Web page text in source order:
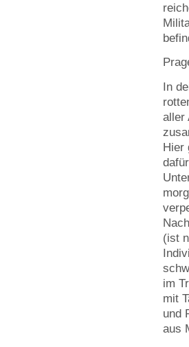
In
aller
Hier
(ist
im
mit
und
aus